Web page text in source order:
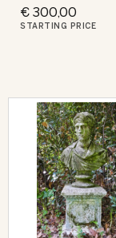
€ 300,00
STARTING PRICE